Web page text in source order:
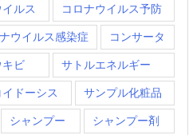
ルス コロナウイルス予防
ウイルス感染症 コンサータ
キビ サトルエネルギー
ドーシス サンプル化粧品
シャンプー シャンプー剤